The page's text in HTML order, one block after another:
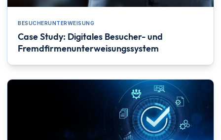
BESUCHERUNTERWEISUNG
Case Study: Digitales Besucher- und
Fremdfirmenunterweisungssystem